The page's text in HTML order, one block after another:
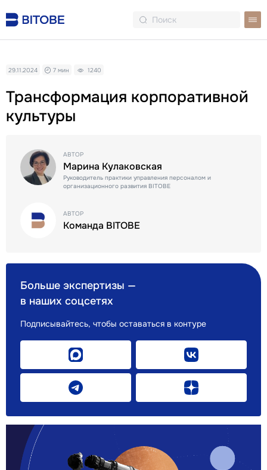
Трансформация корпоративной
культуры
29.11.2024 7 мин 1240
Больше экспертизы —
в наших соцсетях
Подписывайтесь, чтобы оставаться в контуре
АВТОР
Марина Кулаковская
Руководитель практики управления персоналом и
организационного развития BITOBE
АВТОР
Команда BITOBE